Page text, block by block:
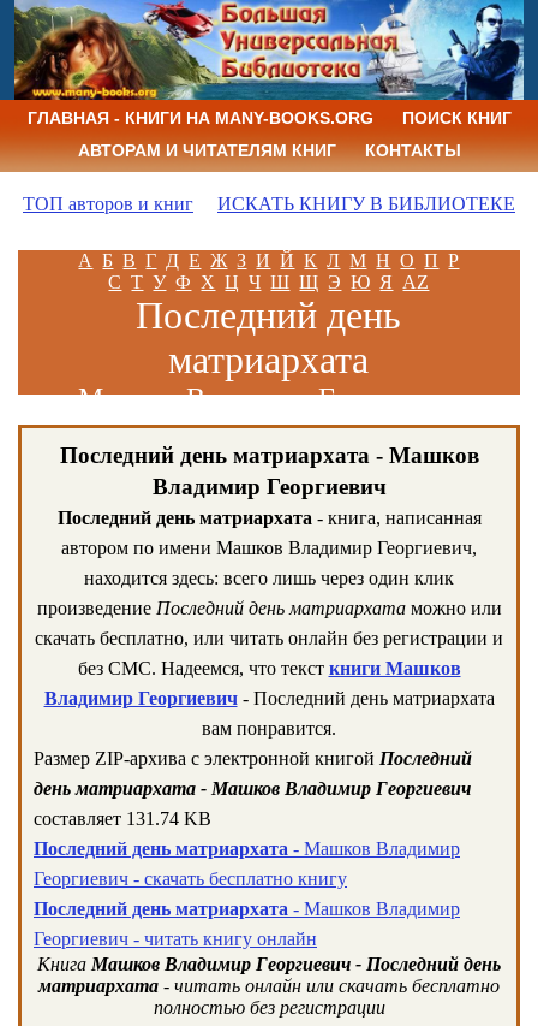
ГЛАВНАЯ - КНИГИ НА MANY-BOOKS.ORG
ПОИСК КНИГ
АВТОРАМ И ЧИТАТЕЛЯМ КНИГ
КОНТАКТЫ
ТОП авторов и книг ИСКАТЬ КНИГУ В БИБЛИОТЕКЕ
А Б В Г Д Е Ж З И Й К Л М Н О П Р
С Т У Ф Х Ц Ч Ш Щ Э Ю Я AZ
Последний день
матриархата
Машков Владимир Георгиевич
Последний день матриархата - Машков
Владимир Георгиевич
Последний день матриархата - книга, написанная
автором по имени Машков Владимир Георгиевич,
находится здесь: всего лишь через один клик
произведение Последний день матриархатаможно или
скачать бесплатно, или читать онлайн без регистрации и
без СМС. Надеемся, что текст книги Машков
Владимир Георгиевич- Последний день матриархата
вам понравится.
Размер ZIP-архива c электронной книгой Последний
день матриархата - Машков Владимир Георгиевич
составляет 131.74 KB
Последний день матриархата - Машков Владимир
Георгиевич - скачать бесплатно книгу
Последний день матриархата - Машков Владимир
Георгиевич - читать книгу онлайн
Книга Машков Владимир Георгиевич - Последний день
матриархата - читать онлайн или скачать бесплатно
полностью без регистрации